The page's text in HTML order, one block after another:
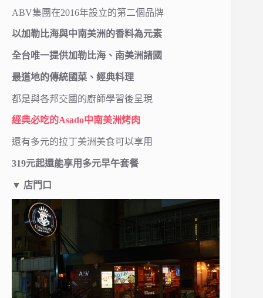
ABV集團在2016年設立的第二個品牌
以加勒比海與中南美洲的香料為元素
全台唯一提供加勒比海、南美洲諸國
最道地的傳統國菜、經典料理
都是與各邦交國的廚師學習後呈現
經典必吃的Asado中南美洲烤肉
還有多元的拉丁美洲美食可以享用
319元起還能享用多元早午套餐
▼ 店門口